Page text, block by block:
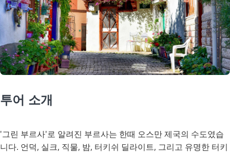
투어 소개
'그린 부르사'로 알려진 부르사는 한때 오스만 제국의 수도였습
니다. 언덕, 실크, 직물, 밤, 터키쉬 딜라이트, 그리고 유명한 터키